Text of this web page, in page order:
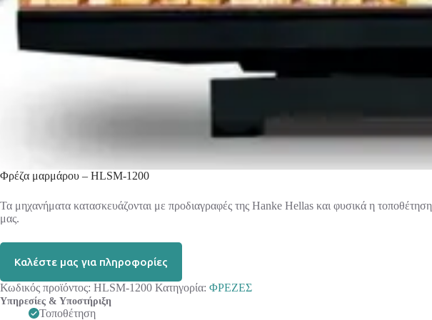
Φρέζα μαρμάρου – HLSM-1200
Τα μηχανήματα κατασκευάζονται με προδιαγραφές της Hanke Hellas και φυσικά η
μας.
Καλέστε μας για πληροφορίες
Κωδικός προϊόντος: HLSM-1200 Κατηγορία: ΦΡΕΖΕΣ
Υπηρεσίες & Υποστήριξη
Τοποθέτηση